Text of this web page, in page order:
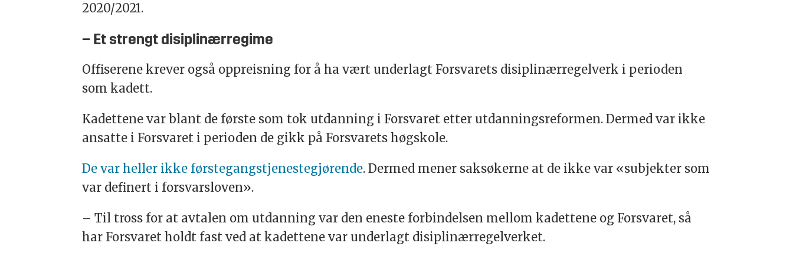
2020/2021.
– Et strengt disiplinærregime
Offiserene krever også oppreisning for å ha vært underlagt Forsvarets disiplinærregelverk i perioden
som kadett.
Kadettene var blant de første som tok utdanning i Forsvaret etter utdanningsreformen. Dermed var ikke
ansatte i Forsvaret i perioden de gikk på Forsvarets høgskole.
De var heller ikke førstegangstjenestegjørende. Dermed mener saksøkerne at de ikke var «subjekter som
var definert i forsvarsloven».
– Til tross for at avtalen om utdanning var den eneste forbindelsen mellom kadettene og Forsvaret, så
har Forsvaret holdt fast ved at kadettene var underlagt disiplinærregelverket.